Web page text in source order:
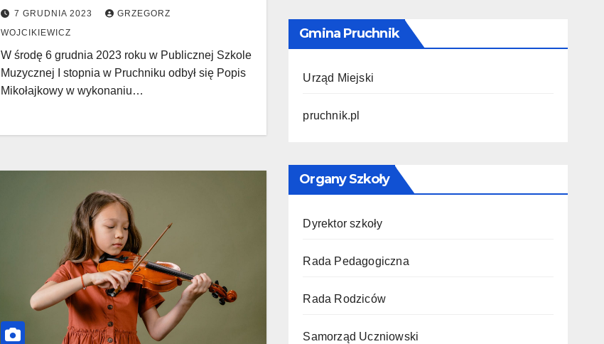
7 GRUDNIA 2023
GRZEGORZ
WOJCIKIEWICZ
W środę 6 grudnia 2023 roku w Publicznej Szkole
Muzycznej I stopnia w Pruchniku odbył się Popis
Mikołajkowy w wykonaniu…
Gmina Pruchnik
Urząd Miejski
pruchnik.pl
Organy Szkoły
Dyrektor szkoły
Rada Pedagogiczna
Rada Rodziców
Samorząd Uczniowski